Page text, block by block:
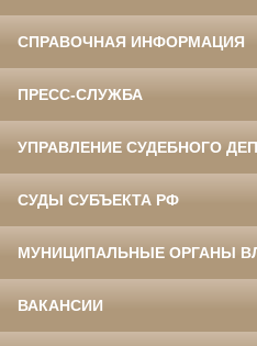
СПРАВОЧНАЯ ИНФОРМАЦИЯ
ПРЕСС-СЛУЖБА
УПРАВЛЕНИЕ СУДЕБНОГО
СУДЫ СУБЪЕКТА РФ
МУНИЦИПАЛЬНЫЕ ОРГАНЫ
ВАКАНСИИ